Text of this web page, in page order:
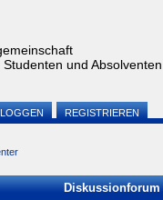
und
REGISTRIEREN
Diskussionforum